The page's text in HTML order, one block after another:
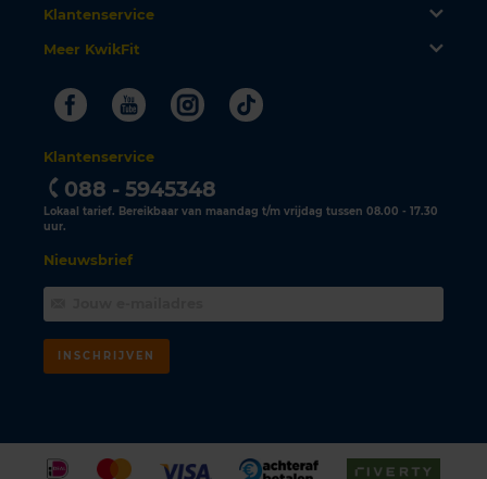
Klantenservice
Meer KwikFit
FacebookYoutubeInstagram
Tiktok
Klantenservice
088 - 5945348
Lokaal tarief. Bereikbaar van maandag t/m vrijdag tussen 08.00 - 17.30
uur.
Nieuwsbrief
INSCHRIJVEN